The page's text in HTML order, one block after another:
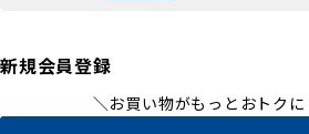
新規会員登録
＼お買い物がもっとおトク